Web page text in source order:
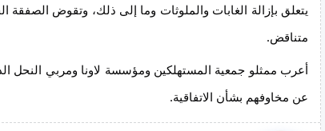
يتعلق بإزالة الغابات والملوثات وما إلى ذلك، وتقوض الصفقة
متناقض.
أعرب ممثلو جمعية المستهلكين ومؤسسة لاونا ومربي النحل
عن مخاوفهم بشأن الاتفاقية.